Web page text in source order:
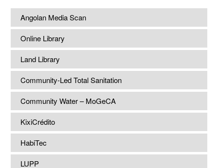
Angolan Media Scan
Online Library
Land Library
Community-Led Total Sanitation
Community Water – MoGeCA
KixiCrédito
HabiTec
LUPP